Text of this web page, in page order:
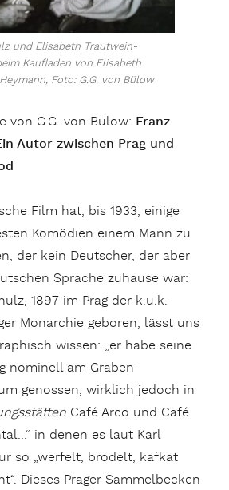
und Elisabeth Trautwein-
Kaufladen von Elisabeth
Foto: G.G. von Bülow
von G.G. von Bülow: Franz
Autor zwischen Prag und
Film hat, bis 1933, einige
Komödien einem Mann zu
der kein Deutscher, der aber
Sprache zuhause war:
1897 im Prag der k.u.k.
Monarchie geboren, lässt uns
wissen: „er habe seine
nominell am Graben-
genossen, wirklich jedoch in
Café Arco und Café
in denen es laut Karl
so „werfelt, brodelt, kafkat
Dieses Prager Sammelbecken